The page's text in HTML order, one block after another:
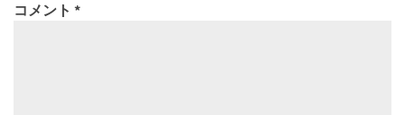
コメント *